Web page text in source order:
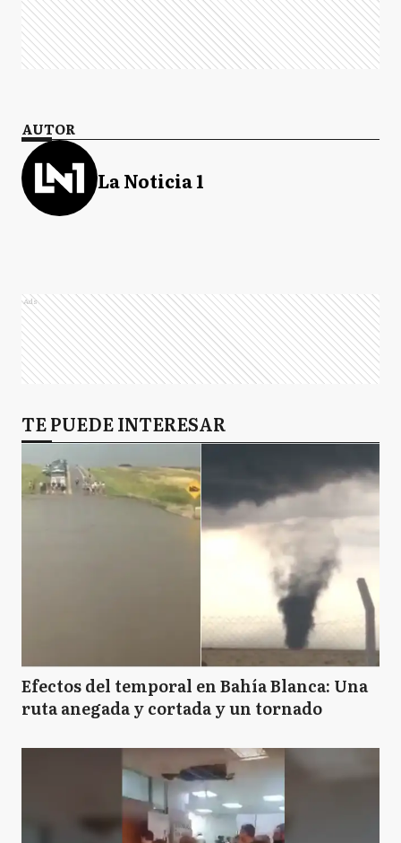
AUTOR
La Noticia 1
Ads
TE PUEDE INTERESAR
Efectos del temporal en Bahía Blanca: Una
ruta anegada y cortada y un tornado